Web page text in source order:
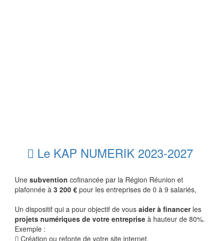
Le KAP NUMERIK 2023-2027
Une subvention cofinancée par la Région Réunion et
plafonnée à 3 200 € pour les entreprises de 0 à 9 salariés,
Un dispositif qui a pour objectif de vous aider à financerles
projets numériques de votre entreprise à hauteur de 80%.
Exemple :
Création ou refonte de votre site internet,